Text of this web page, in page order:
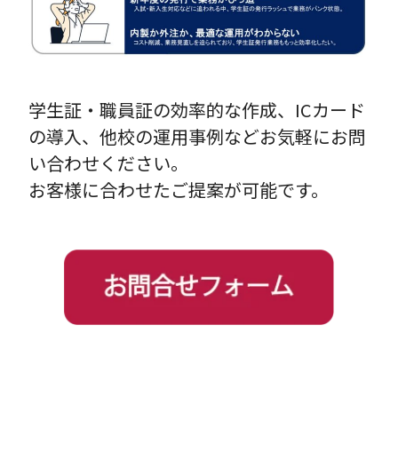
学生証・職員証の効率的な作成、ICカード
の導入、他校の運用事例などお気軽にお問
い合わせください。
お客様に合わせたご提案が可能です。